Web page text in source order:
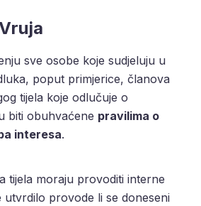
sve osobe koje sudjeluju u
poput primjerice, članova
tijela koje odlučuje o
biti obuhvaćene pravilima o
interesa.
tijela moraju provoditi interne
provode li se doneseni